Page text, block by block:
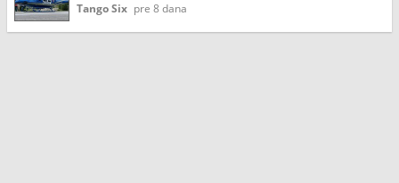
Tango Six pre 8 dana